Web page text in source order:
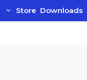
Store Downloads